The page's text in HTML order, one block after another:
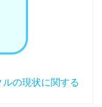
の現状に関する